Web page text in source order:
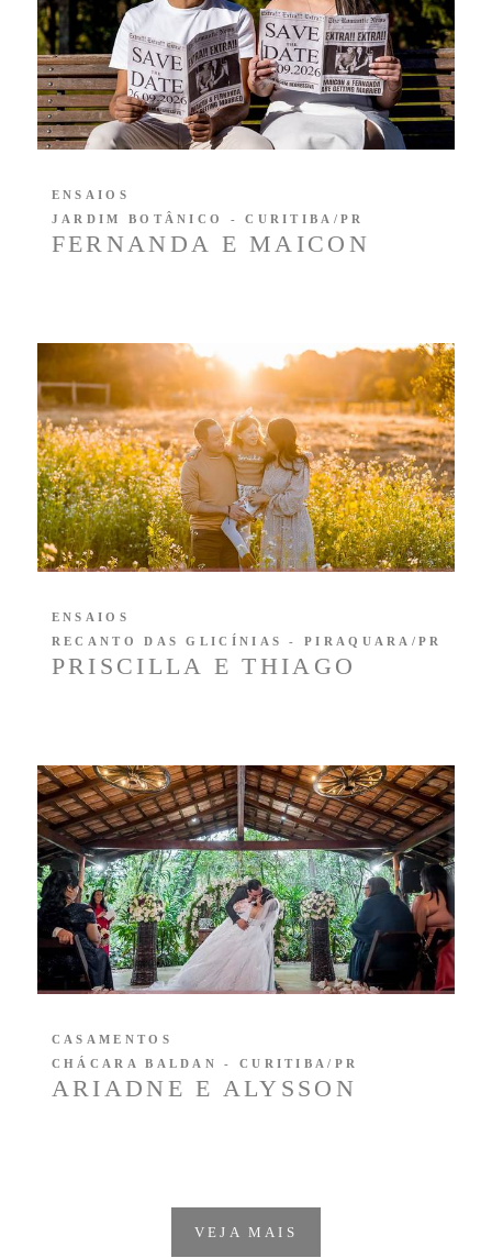
FERNANDA E MAICON
ENSAIOS
JARDIM BOTÂNICO - CURITIBA/PR
PRISCILLA E THIAGO
ENSAIOS
RECANTO DAS GLICÍNIAS - PIRAQUARA/PR
ARIADNE E ALYSSON
CASAMENTOS
CHÁCARA BALDAN - CURITIBA/PR
VEJA MAIS